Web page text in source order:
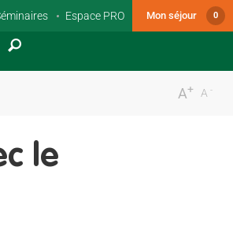
Espace PRO Mon séjour 0
-
A
+
A
le